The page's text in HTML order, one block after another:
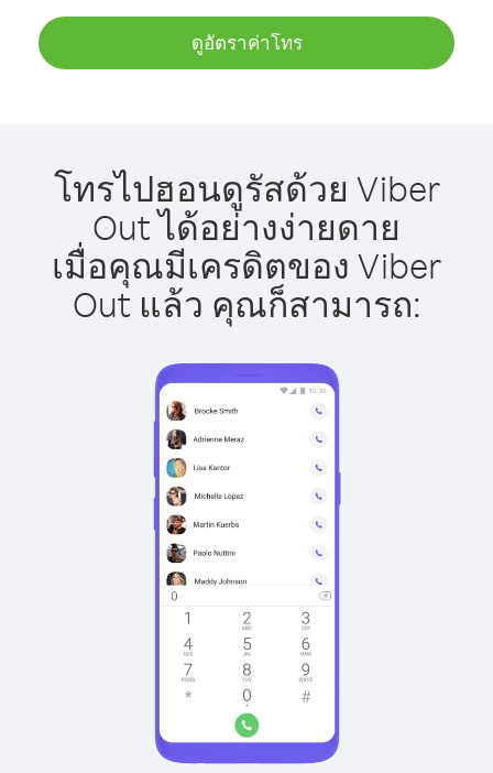
ดูอัตราค่าโทร
โทรไปฮอนดูรัสด้วย Viber
Out ได้อย่างง่ายดาย
เมื่อคุณมีเครดิตของ Viber
Out แล้ว คุณก็สามารถ: